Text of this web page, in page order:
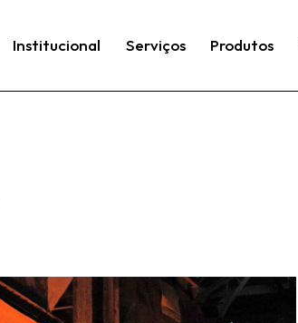
Institucional Serviços Produtos